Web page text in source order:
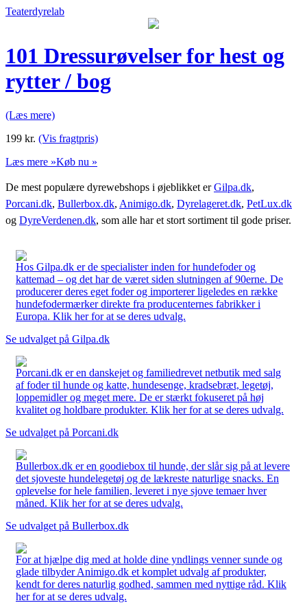
Teaterdyrelab
101 Dressurøvelser for hest og
rytter / bog
(Læs mere)
199 kr. (Vis fragtpris)
Læs mere »Køb nu »
De mest populære dyrewebshops i øjeblikket erGilpa.dk,
Porcani.dk, Bullerbox.dk, Animigo.dk, Dyrelageret.dk, PetLux.dk
og DyreVerdenen.dk, som alle har et stort sortiment til gode priser.
Hos Gilpa.dk er de specialister inden for hundefoder og
kattemad – og det har de været siden slutningen af 90erne. De
producerer deres eget foder og importerer ligeledes en række
hundefodermærker direkte fra producenternes fabrikker i
Europa. Klik her for at se deres udvalg.
Se udvalget på Gilpa.dk
Porcani.dk er en danskejet og familiedrevet netbutik med salg
af foder til hunde og katte, hundesenge, kradsebræt, legetøj,
loppemidler og meget mere. De er stærkt fokuseret på høj
kvalitet og holdbare produkter. Klik her for at se deres udvalg.
Se udvalget på Porcani.dk
Bullerbox.dk er en goodiebox til hunde, der slår sig på at levere
det sjoveste hundelegetøj og de lækreste naturlige snacks. En
oplevelse for hele familien, leveret i nye sjove temaer hver
måned. Klik her for at se deres udvalg.
Se udvalget på Bullerbox.dk
For at hjælpe dig med at holde dine yndlings venner sunde og
glade tilbyder Animigo.dk et komplet udvalg af produkter,
kendt for deres naturlig godhed, sammen med nyttige råd. Klik
her for at se deres udvalg.